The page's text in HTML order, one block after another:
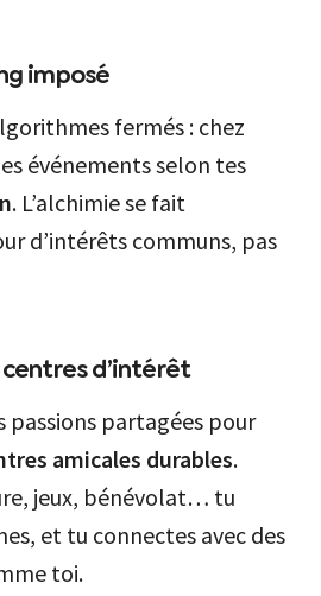
imposé
fermés : chez
événements selon tes
. L’alchimie se fait
d’intérêts communs, pas
d’intérêt
passions partagées pour
amicales durables.
jeux, bénévolat… tu
et tu connectes avec des
toi.